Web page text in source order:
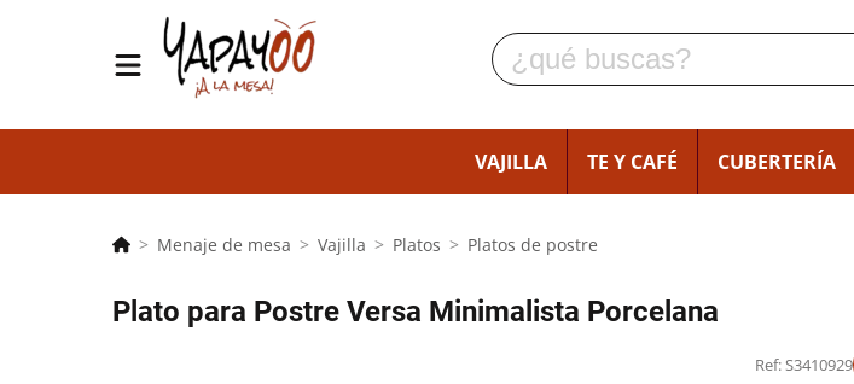
VAJILLA TE Y CAFÉ CUBERTERÍA
Menaje de mesa Vajilla Platos Platos de postre
Plato para Postre Versa Minimalista Porcelana
Ref: S3410929